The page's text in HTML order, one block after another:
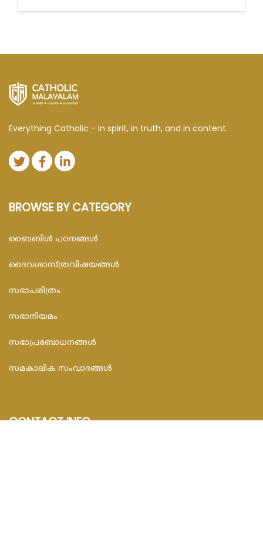
Everything Catholic - in spirit, in truth, and in content.
BROWSE BY CATEGORY
ബൈബിള്‍ പഠനങ്ങള്‍
ദൈവശാസ്ത്രവിഷയങ്ങള്‍
സഭാചരിത്രം
സഭാനിയമം
സഭാപ്രബോധനങ്ങള്‍
സമകാലിക സംവാദങ്ങൾ
CONTACT INFO